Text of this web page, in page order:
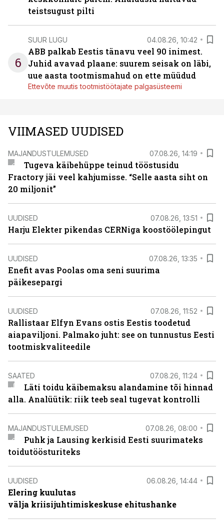
teistsugust pilti
6
SUUR LUGU 04.08.26, 10:42
ABB palkab Eestis tänavu veel 90 inimest.
Juhid avavad plaane: suurem seisak on läbi,
uue aasta tootmismahud on ette müüdud
Ettevõte muutis tootmistöötajate palgasüsteemi
VIIMASED UUDISED
MAJANDUSTULEMUSED 07.08.26, 14:19
Tugeva käibehüppe teinud tööstusidu
Fractory jäi veel kahjumisse. “Selle aasta siht on
20 miljonit”
UUDISED 07.08.26, 13:51
Harju Elekter pikendas CERNiga koostöölepingut
UUDISED 07.08.26, 13:35
Enefit avas Poolas oma seni suurima
päikesepargi
UUDISED 07.08.26, 11:52
Rallistaar Elfyn Evans ostis Eestis toodetud
aiapaviljoni. Palmako juht: see on tunnustus Eesti
tootmiskvaliteedile
SAATED 07.08.26, 11:24
Läti toidu käibemaksu alandamine tõi hinnad
alla. Analüütik: riik teeb seal tugevat kontrolli
MAJANDUSTULEMUSED 07.08.26, 08:00
Puhk ja Lausing kerkisid Eesti suurimateks
toidutöösturiteks
UUDISED 06.08.26, 14:44
Elering kuulutas
välja kriisijuhtimiskeskuse ehitushanke